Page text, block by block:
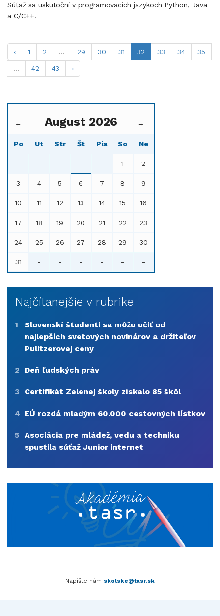
Súťaž sa uskutoční v programovacích jazykoch Python, Java
a C/C++.
‹ 1 2 ... 29 30 31 32 33 34 35
... 42 43 ›
← August 2026 →
Po Ut Str Št Pia So Ne
- - - - - 1 2
3 4 5 6 7 8 9
10 11 12 13 14 15 16
17 18 19 20 21 22 23
24 25 26 27 28 29 30
31 - - - - - -
Najčítanejšie v rubrike
1
Slovenskí študenti sa môžu učiť od
najlepších svetových novinárov a držiteľov
Pulitzerovej ceny
2 Deň ľudských práv
3 Certifikát Zelenej školy získalo 85 škôl
4 EÚ rozdá mladým 60.000 cestovných lístkov
5 Asociácia pre mládež, vedu a techniku
spustila súťaž Junior internet
Napíšte nám skolske@tasr.sk